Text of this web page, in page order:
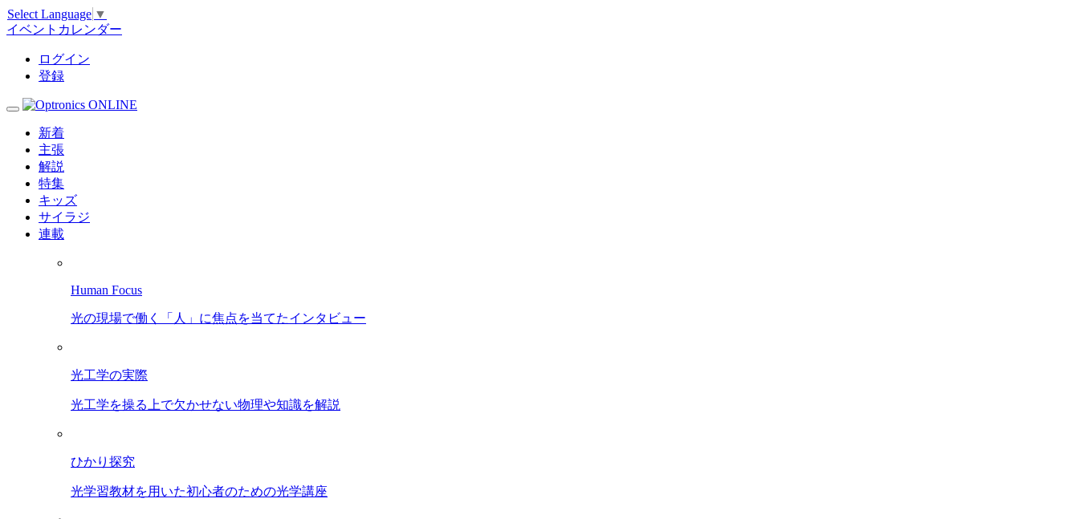
Select Language ▼
イベントカレンダー
ログイン
登録
新着
主張
解説
特集
キッズ
サイラジ
連載
Human Focus
光の現場で働く「人」に焦点を当てたインタビュー
光工学の実際
光工学を操る上で欠かせない物理や知識を解説
ひかり探究
光学習教材を用いた初心者のための光学講座